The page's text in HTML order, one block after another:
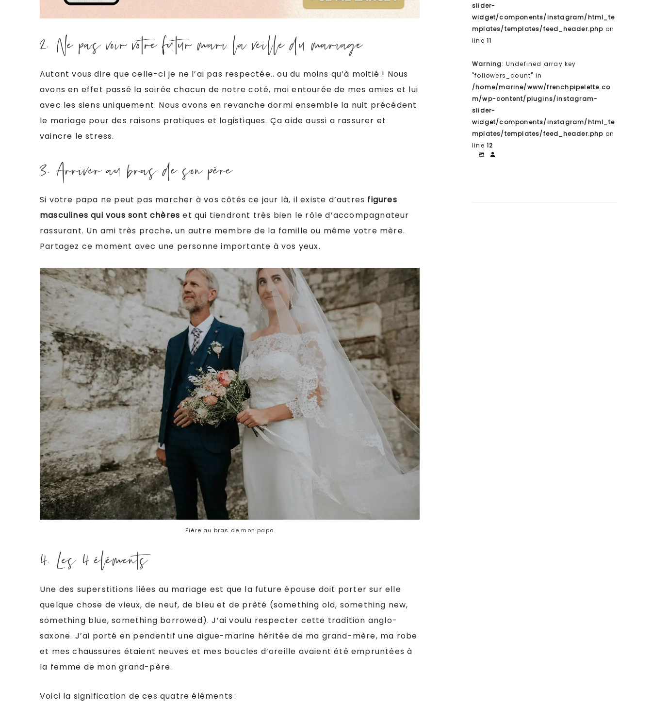
2. Ne pas voir votre futur mari la veille du mariage
Autant vous dire que celle-ci je ne l’ai pas respectée.. ou du moins qu’à moitié ! Nous
avons en effet passé la soirée chacun de notre coté, moi entourée de mes amies et lui
avec les siens uniquement. Nous avons en revanche dormi ensemble la nuit précédent
le mariage pour des raisons pratiques et logistiques. Ça aide aussi a rassurer et
vaincre le stress.
3. Arriver au bras de son père
Si votre papa ne peut pas marcher à vos côtés ce jour là, il existe d’autres figures
masculines qui vous sont chères et qui tiendront très bien le rôle d’accompagnateur
rassurant. Un ami très proche, un autre membre de la famille ou même votre mère.
Partagez ce moment avec une personne importante à vos yeux.
Fière au bras de mon papa
4. Les 4 éléments
Une des superstitions liées au mariage est que la future épouse doit porter sur elle
quelque chose de vieux, de neuf, de bleu et de prêté (something old, something new,
something blue, something borrowed). J’ai voulu respecter cette tradition anglo-
saxone. J’ai porté en pendentif une aigue-marine héritée de ma grand-mère, ma robe
et mes chaussures étaient neuves et mes boucles d’oreille avaient été empruntées à
la femme de mon grand-père.
Voici la signification de ces quatre éléments :
slider-
widget/components/instagram/html_te
mplates/templates/feed_header.php on
line 11
Warning: Undefined array key
"followers_count" in
/home/marine/www/frenchpipelette.co
m/wp-content/plugins/instagram-
slider-
widget/components/instagram/html_te
mplates/templates/feed_header.php on
line 12